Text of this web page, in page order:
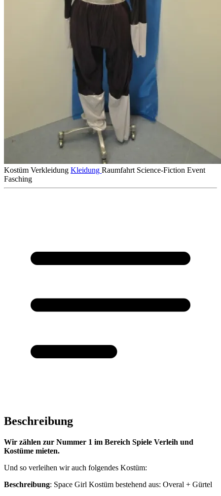
Kostüm Verkleidung Kleidung Raumfahrt Science-Fiction Event
Fasching
Beschreibung
Wir zählen zur Nummer 1 im Bereich Spiele Verleih und
Kostüme mieten.
Und so verleihen wir auch folgendes Kostüm:
Beschreibung: Space Girl Kostüm bestehend aus: Overal + Gürtel